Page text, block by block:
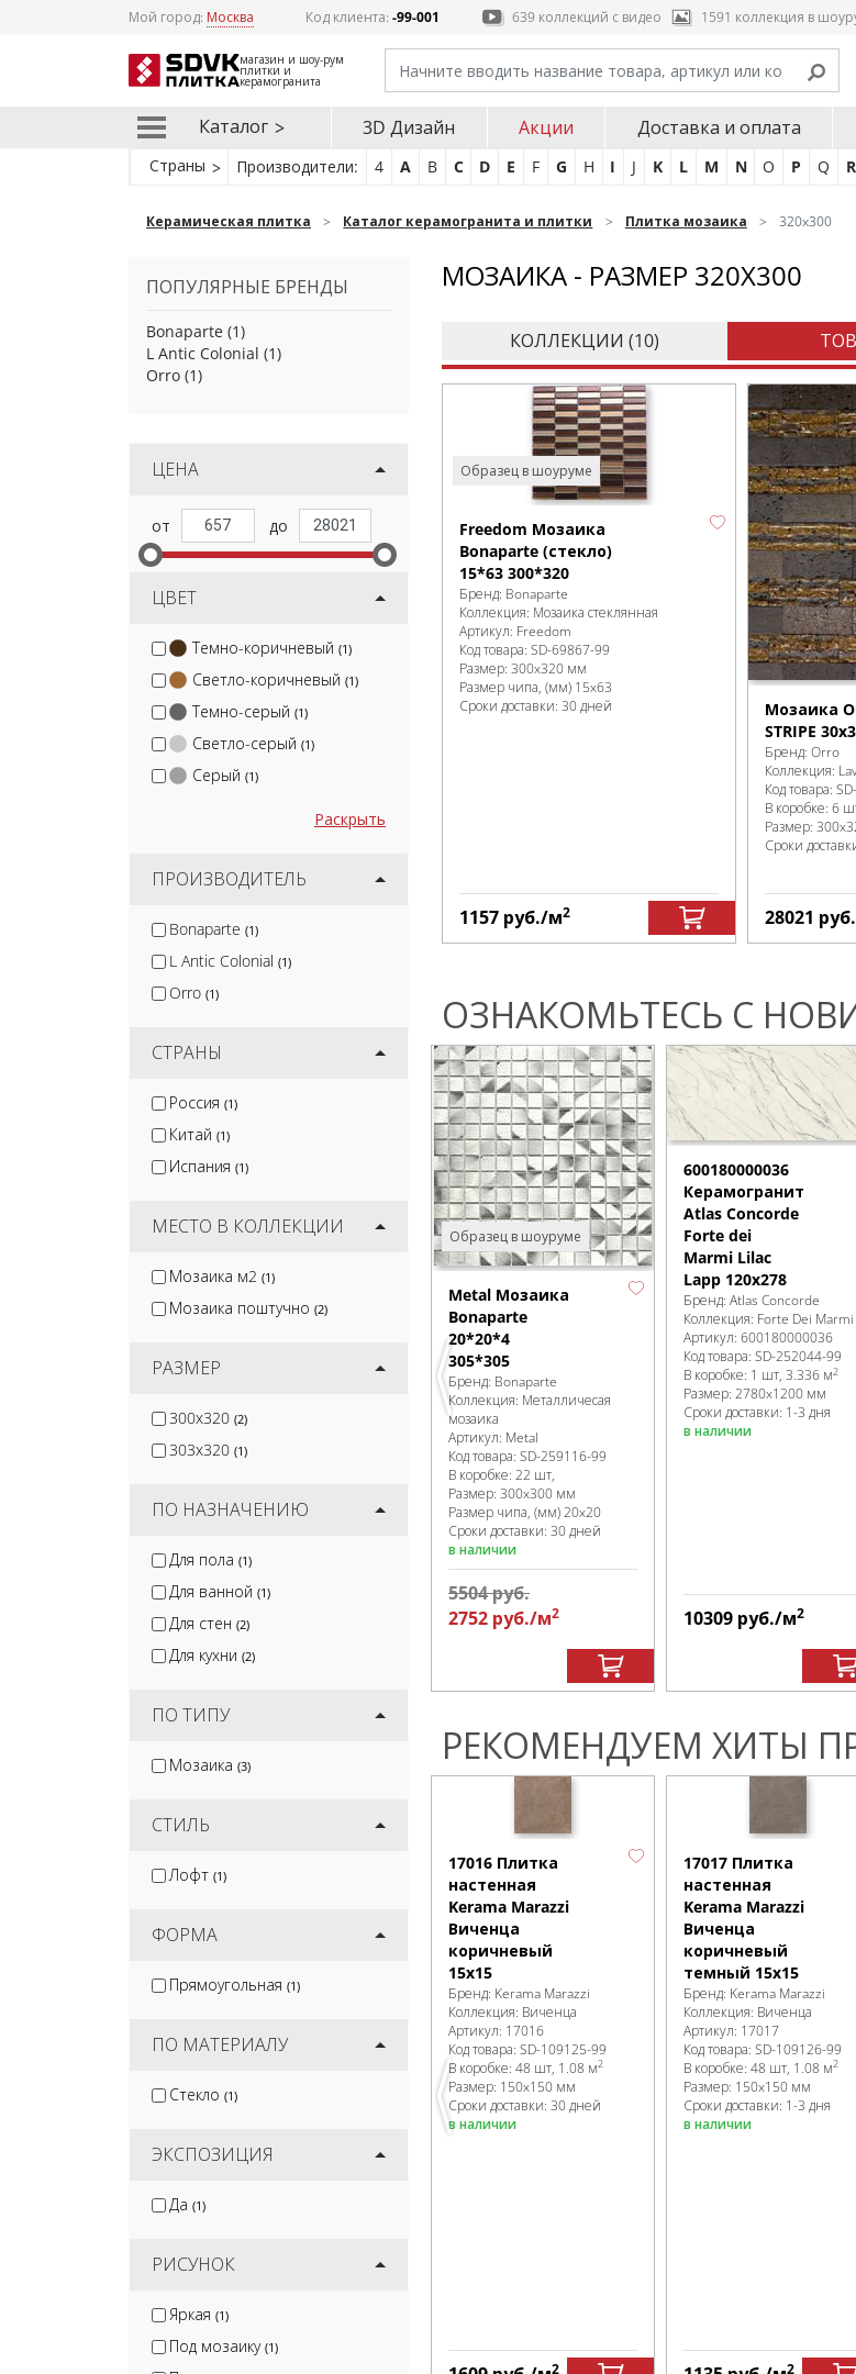
Мой город: Москва Код клиента: -99-001 639 коллекций с видео 1591 коллекция в
магазин и шоу-рум
плитки и
керамогранита
Каталог 3D Дизайн Акции Доставка и оплата
Страны Производители: 4 A B C D E F G H I J K L M N O P Q R
Керамическая плитка Каталог керамогранита и плитки Плитка мозаика 320x300
ПОПУЛЯРНЫЕ БРЕНДЫ
Bonaparte (1)
L Antic Colonial (1)
Orro (1)
ЦЕНА
ЦВЕТ
Темно-коричневый (1)
Светло-коричневый (1)
Темно-серый (1)
Светло-серый (1)
Серый (1)
Раскрыть
ПРОИЗВОДИТЕЛЬ
Bonaparte (1)
L Antic Colonial (1)
Orro (1)
СТРАНЫ
Россия (1)
Китай (1)
Испания (1)
МЕСТО В КОЛЛЕКЦИИ
Мозаика м2 (1)
Мозаика поштучно (2)
РАЗМЕР
300x320 (2)
303x320 (1)
ПО НАЗНАЧЕНИЮ
Для пола (1)
Для ванной (1)
Для стен (2)
Для кухни (2)
ПО ТИПУ
Мозаика (3)
СТИЛЬ
Лофт (1)
ФОРМА
Прямоугольная (1)
ПО МАТЕРИАЛУ
Стекло (1)
ЭКСПОЗИЦИЯ
Да (1)
РИСУНОК
Яркая (1)
Под мозаику (1)
МОЗАИКА - РАЗМЕР 320X300
КОЛЛЕКЦИИ (10)
Образец в шоуруме
Freedom Мозаика
Bonaparte (стекло)
15*63 300*320
Бренд: Bonaparte
Коллекция: Мозаика стеклянная
Артикул: Freedom
Код товара: SD-69867-99
Размер: 300x320 мм
Размер чипа, (мм) 15x63
Сроки доставки: 30 дней
1157 руб./м2
Мозаика
STRIPE
Бренд:Orro
Коллекция:
Код товара:
В коробке:6
Размер:
Сроки
28021 руб.
ОЗНАКОМЬТЕСЬ С
Образец в шоуруме
Metal Мозаика
Bonaparte
20*20*4
305*305
Бренд: Bonaparte
Коллекция: Металличесая
мозаика
Артикул: Metal
Код товара: SD-259116-99
В коробке: 22 шт,
Размер: 300x300 мм
Размер чипа, (мм)20x20
Сроки доставки: 30 дней
в наличии
5504руб.
2752 руб./м2
600180000036
Керамогранит
Atlas Concorde
Forte dei
Marmi Lilac
Lapp 120x278
Бренд: Atlas Concorde
Коллекция: Forte Dei Marmi
Артикул: 600180000036
Код товара: SD-252044-99
В коробке: 1 шт, 3.336 м2
Размер: 2780x1200 мм
Сроки доставки: 1-3 дня
в наличии
10309 руб./м2
РЕКОМЕНДУЕМ ХИТЫ
17016 Плитка
настенная
Kerama Marazzi
Виченца
коричневый
15х15
Бренд: Kerama Marazzi
Коллекция: Виченца
Артикул: 17016
Код товара: SD-109125-99
В коробке: 48 шт, 1.08 м2
Размер: 150x150 мм
Сроки доставки: 30 дней
в наличии
2
17017 Плитка
настенная
Kerama Marazzi
Виченца
коричневый
темный 15х15
Бренд: Kerama Marazzi
Коллекция: Виченца
Артикул: 17017
Код товара: SD-109126-99
В коробке: 48 шт, 1.08 м2
Размер: 150x150 мм
Сроки доставки: 1-3 дня
в наличии
2